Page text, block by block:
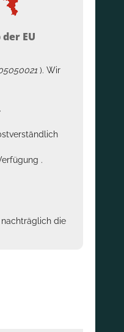
EU
). Wir
.
die